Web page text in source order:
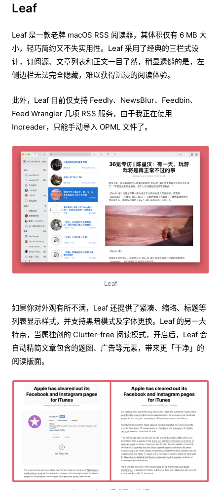
Leaf
Leaf 是一款老牌 macOS RSS 阅读器，其体积仅有 6 MB 大
小，轻巧简约又不失实用性。Leaf 采用了经典的三栏式设
计，订阅源、文章列表和正文一目了然，稍显遗憾的是，左
侧边栏无法完全隐藏，难以获得沉浸的阅读体验。
此外，Leaf 目前仅支持 Feedly、NewsBlur、Feedbin、
Feed Wrangler 几项 RSS 服务，由于我正在使用
Inoreader，只能手动导入 OPML 文件了。
Leaf
如果你对外观有所不满，Leaf 还提供了紧凑、缩略、标题等
列表显示样式，并支持黑暗模式及字体更换。Leaf 的另一大
特点，当属独创的 Clutter-free 阅读模式，开启后，Leaf 会
自动精简文章包含的题图、广告等元素，带来更「干净」的
阅读版面。